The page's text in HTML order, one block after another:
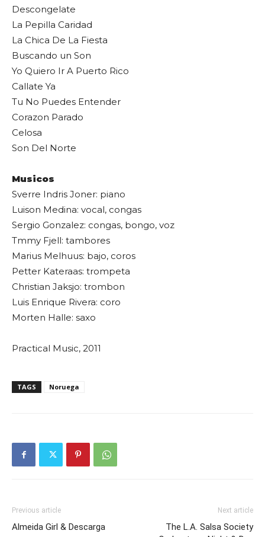
Descongelate
La Pepilla Caridad
La Chica De La Fiesta
Buscando un Son
Yo Quiero Ir A Puerto Rico
Callate Ya
Tu No Puedes Entender
Corazon Parado
Celosa
Son Del Norte
Musicos
Sverre Indris Joner: piano
Luison Medina: vocal, congas
Sergio Gonzalez: congas, bongo, voz
Tmmy Fjell: tambores
Marius Melhuus: bajo, coros
Petter Kateraas: trompeta
Christian Jaksjo: trombon
Luis Enrique Rivera: coro
Morten Halle: saxo
Practical Music, 2011
TAGS Noruega
Previous article
Almeida Girl & Descarga
Next article
The L.A. Salsa Society